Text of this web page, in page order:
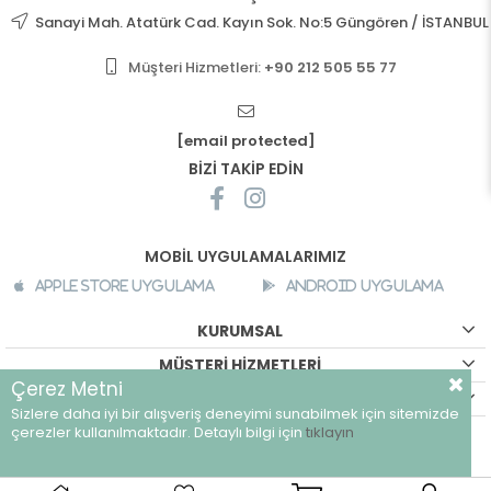
Sanayi Mah. Atatürk Cad. Kayın Sok. No:5 Güngören / İSTANBUL
Müşteri Hizmetleri: +90 212 505 55 77
[email protected]
BİZİ TAKİP EDİN
MOBİL UYGULAMALARIMIZ
Apple Store Uygulama Android Uygulama
KURUMSAL
MÜŞTERİ HİZMETLERİ
©breeze.com.tr - Tüm hakları saklıdır.
Çerez Metni
Sizlere daha iyi bir alışveriş deneyimi sunabilmek için sitemizde
çerezler kullanılmaktadır. Detaylı bilgi için tıklayın